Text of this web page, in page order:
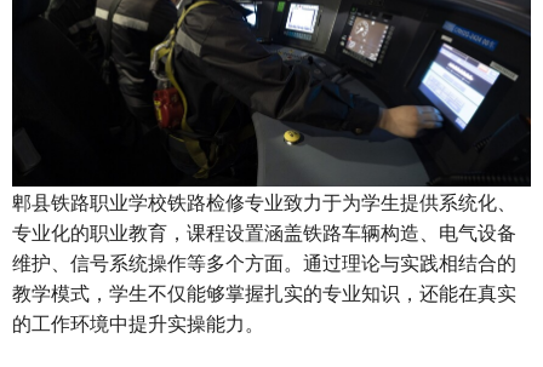
郫县铁路职业学校铁路检修专业致力于为学生提供系统化、
专业化的职业教育，课程设置涵盖铁路车辆构造、电气设备
维护、信号系统操作等多个方面。通过理论与实践相结合的
教学模式，学生不仅能够掌握扎实的专业知识，还能在真实
的工作环境中提升实操能力。